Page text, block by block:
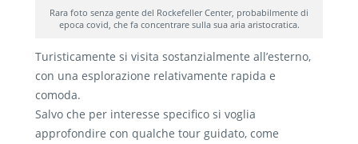
Rara foto senza gente del Rockefeller Center, probabilmente di
epoca covid, che fa concentrare sulla sua aria aristocratica.
Turisticamente si visita sostanzialmente all’esterno,
con una esplorazione relativamente rapida e
comoda.
Salvo che per interesse specifico si voglia
approfondire con qualche tour guidato, come